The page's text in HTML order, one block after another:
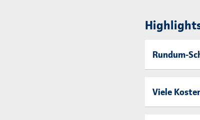
Rundum-
Viele